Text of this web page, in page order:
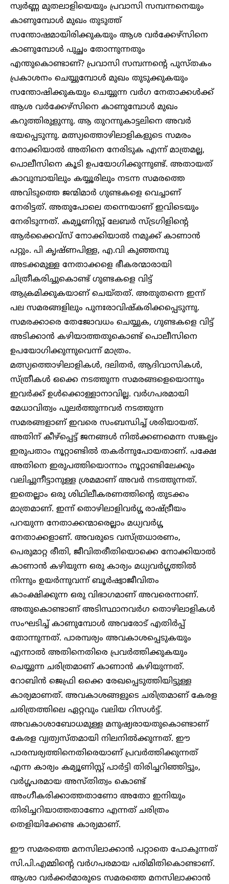
സ്വർണ്ണ മുതലാളിയെയും പ്രവാസി സമ്പന്നനെയും
കാണുമ്പോൾ മുഖം തുടുത്ത്
സന്തോഷമായിരിക്കുകയും ആശ വർക്കേഴ്സിനെ
കാണുമ്പോൾ പുച്ഛം തോന്നുന്നതും
എന്തുകൊണ്ടാണ്? പ്രവാസി സമ്പന്നന്റെ പുസ്തകം
പ്രകാശനം ചെയ്യുമ്പോൾ മുഖം തുടുക്കുകയും
സന്തോഷിക്കുകയും ചെയ്യുന്ന വർഗ നേതാക്കൾക്ക്
ആശ വർക്കേഴ്സിനെ കാണുമ്പോൾ മുഖം
കറുത്തിരുളുന്നു. ആ തുറന്നുകാട്ടലിനെ അവർ
ഭയപ്പെടുന്നു. മത്സ്യത്തൊഴിലാളികളുടെ സമരം
നോക്കിയാൽ അതിനെ നേരിടുക എന്ന് മാത്രമല്ല,
പൊലീസിനെ കൂടി ഉപയോഗിക്കുന്നുണ്ട്. അതായത്
കാവുമ്പായിലും കയ്യൂരിലും നടന്ന സമരത്തെ
അവിടുത്തെ ജന്മിമാർ ഗുണ്ടകളെ വെച്ചാണ്
നേരിട്ടത്. അതുപോലെ തന്നെയാണ് ഇവിടെയും
നേരിടുന്നത്. കമ്യൂണിസ്റ്റ് ലേബർ സ്ട്രഗിളിന്റെ
ആർക്കൈവ്സ് നോക്കിയാൽ നമുക്ക് കാണാൻ
പറ്റും. പി കൃഷ്ണപിള്ള, എ.വി കുഞ്ഞമ്പു
അടക്കമുള്ള നേതാക്കളെ ഭീകരന്മാരായി
ചിത്രീകരിച്ചുകൊണ്ട് ഗുണ്ടകളെ വിട്ട്
ആക്രമിക്കുകയാണ് ചെയ്തത്. അതുതന്നെ ഇന്ന്
പല സമരങ്ങളിലും പുനഃരാവിഷ്കരിക്കപ്പെടുന്നു.
സമരക്കാരെ തേജോവധം ചെയ്യുക, ഗുണ്ടകളെ വിട്ട്
അടിക്കാൻ കഴിയാത്തതുകൊണ്ട് പൊലീസിനെ
ഉപയോഗിക്കുന്നുവെന്ന് മാത്രം.
മത്സ്യത്തൊഴിലാളികൾ, ദലിതർ, ആദിവാസികൾ,
സ്ത്രീകൾ ഒക്കെ നടത്തുന്ന സമരങ്ങളെയൊന്നും
ഇവർക്ക് ഉൾക്കൊള്ളാനാവില്ല. വർഗപരമായി
മേധാവിത്വം പുലർത്തുന്നവർ നടത്തുന്ന
സമരങ്ങളാണ് ഇവരെ സംബന്ധിച്ച് ശരിയായത്.
അതിന് കീഴ്പ്പെട്ട് ജനങ്ങൾ നിൽക്കണമെന്ന സങ്കല്പം
ഇരുപതാം നൂറ്റാണ്ടിൽ തകർന്നുപോയതാണ്. പക്ഷേ
അതിനെ ഇരുപത്തിയൊന്നാം നൂറ്റാണ്ടിലേക്കും
വലിച്ചുനീട്ടാനുള്ള ശ്രമമാണ് അവർ നടത്തുന്നത്.
ഇതെല്ലാം ഒരു ശിഥിലീകരണത്തിന്റെ തുടക്കം
മാത്രമാണ്. ഇന്ന് തൊഴിലാളിവർഗ്ഗ രാഷ്ട്രീയം
പറയുന്ന നേതാക്കന്മാരെല്ലാം മധ്യവർഗ്ഗ
നേതാക്കളാണ്. അവരുടെ വസ്ത്രധാരണം,
പെരുമാറ്റ രീതി, ജീവിതരീതിയൊക്കെ നോക്കിയാൽ
കാണാൻ കഴിയുന്ന ഒരു കാര്യം മധ്യവർഗ്ഗത്തിൽ
നിന്നും ഉയർന്നുവന്ന് ബൂർഷ്വാജീവിതം
കാംക്ഷിക്കുന്ന ഒരു വിഭാഗമാണ് അവരെന്നാണ്.
അതുകൊണ്ടാണ് അടിസ്ഥാനവർഗ തൊഴിലാളികൾ
സംഘടിച്ച് കാണുമ്പോൾ അവരോട് എതിർപ്പ്
തോന്നുന്നത്. പാരമ്പര്യം അവകാശപ്പെടുകയും
എന്നാൽ അതിനെതിരെ പ്രവർത്തിക്കുകയും
ചെയ്യുന്ന ചരിത്രമാണ് കാണാൻ കഴിയുന്നത്.
റോബിൻ ജെഫ്രി ഒക്കെ രേഖപ്പെടുത്തിയിട്ടുള്ള
കാര്യമാണത്. അവകാശങ്ങളുടെ ചരിത്രമാണ് കേരള
ചരിത്രത്തിലെ ഏറ്റവും വലിയ റിസൾട്ട്.
അവകാശാബോധമുള്ള മനുഷ്യരായതുകൊണ്ടാണ്
കേരള വ്യത്യസ്തമായി നിലനിൽക്കുന്നത്. ഈ
പാരമ്പര്യത്തിനെതിരെയാണ് പ്രവർത്തിക്കുന്നത്
എന്ന കാര്യം കമ്യൂണിസ്റ്റ് പാർട്ടി തിരിച്ചറിഞ്ഞിട്ടും,
വർഗ്ഗപരമായ അസ്തിത്വം കൊണ്ട്
അംഗീകരിക്കാത്തതാണോ അതോ ഇനിയും
തിരിച്ചറിയാത്തതാണോ എന്നത് ചരിത്രം
തെളിയിക്കേണ്ട കാര്യമാണ്.
ഈ സമരത്തെ മനസിലാക്കാൻ പറ്റാതെ പോകുന്നത്
സി.പി.എമ്മിന്റെ വർഗപരമായ പരിമിതികൊണ്ടാണ്.
ആശാ വർക്കർമാരുടെ സമരത്തെ മനസിലാക്കാൻ